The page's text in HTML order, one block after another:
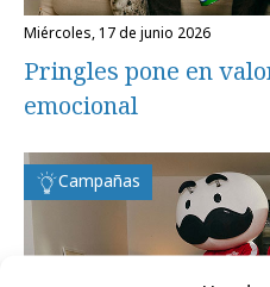
miércoles, 17 de junio 2026
Pringles pone en
emocional
Campañas